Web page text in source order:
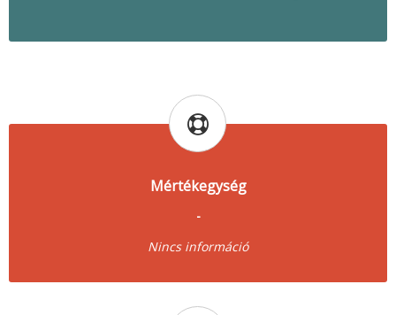
Mértékegység
-
Nincs információ